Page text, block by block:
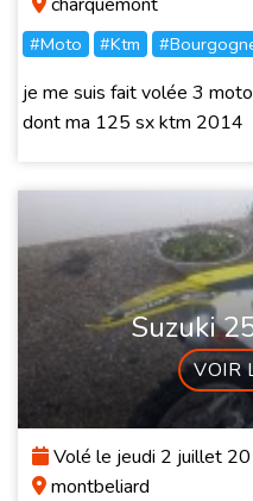
#Moto #Ktm
je me suis fait volée 3
dont ma 125 sx ktm 2014
Suzuki
VOIR
Volé le jeudi 2 juillet
montbeliard